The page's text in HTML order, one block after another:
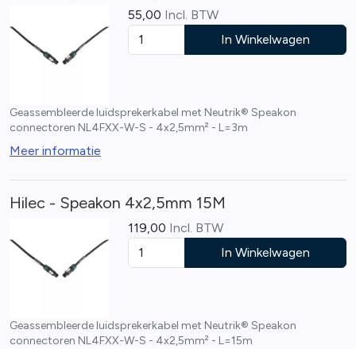
55,00 Incl. BTW
In Winkelwagen
Geassembleerde luidsprekerkabel met Neutrik® Speakon
connectoren NL4FXX-W-S - 4x2,5mm² - L=3m
Meer informatie
Hilec - Speakon 4x2,5mm 15M
119,00 Incl. BTW
In Winkelwagen
Geassembleerde luidsprekerkabel met Neutrik® Speakon
connectoren NL4FXX-W-S - 4x2,5mm² - L=15m